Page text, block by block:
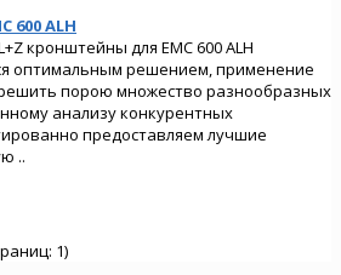
600 ALH
кронштейны для EMC 600 ALH
оптимальным решением, применение
порою множество разнообразных
анализу конкурентных
предоставляем лучшие
..
1)